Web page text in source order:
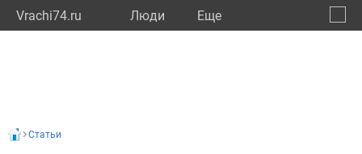
Vrachi74.ru Люди Eще
Статьи